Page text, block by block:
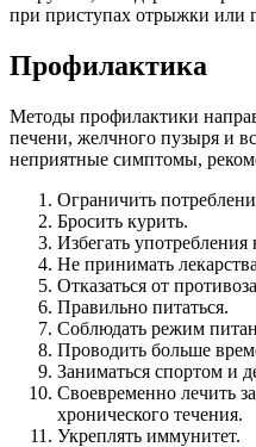
при приступах отрыжки или
Профилактика
Методы профилактики
печени, желчного пузыря и
неприятные симптомы,
Ограничить
Бросить курить.
Избегать употребления
Не принимать
Отказаться от
Правильно питаться.
Соблюдать режим
Проводить больше
Заниматься спортом и
Своевременно лечить
хронического течения.
Укреплять иммунитет.